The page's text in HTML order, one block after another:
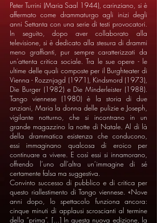
Peter Turrini (Maria Saal 1944), carinziano, si è
affermato come drammaturgo agli inizi degli
anni Settanta con una serie di testi provocatori.
In seguito, dopo aver collaborato alla
televisione, si è dedicato alla stesura di drammi
meno graffianti, pur sempre caratterizzati da
un’attenta critica sociale. Tra le sue opere - le
ultime delle quali composte per il Burghteater di
Vienna - Rozznjagd (1971), Kindsmord (1973),
Die Burger (1982) e Die Minderleister (1988).
Tango viennese (1980) è la storia di due
anziani, Maria la donna delle pulizie e Joseph,
vigilante notturno, che si incontrano in un
grande magazzino la notte di Natale. Al di là
della drammatica esistenza che conducono,
essi immaginano qualcosa di eroico per
continuare a vivere. E così essi si innamorano,
offrendo l’uno all’altra un’immagine di sé
certamente falsa ma suggestiva.
Convinto successo di pubblico e di critica per
questo riallestimento di Tango viennese. «Nove
anni dopo, lo spettacolo funziona ancora:
cinque minuti di applausi scroscianti al termine
della “prima”. [...] In questa nuova edizione, la